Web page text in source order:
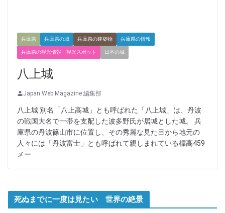
兵庫県 兵庫県の城 兵庫県の建築物 兵庫県の情報
兵庫県の観光情報・観光スポット 日本の城
八上城
Japan Web Magazine 編集部
八上城 別名「八上高城」とも呼ばれた「八上城」は、丹波
の戦国大名で一帯を支配した波多野氏が居城とした城。 兵
庫県の丹波篠山市に位置し、その秀麗な見た目から地元の
人々には「丹波富士」とも呼ばれて親しまれている標高459
メー
死ぬまでに一度は見たい 世界の絶景